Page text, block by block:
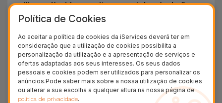
silicone líquido permite que o telemóvel não
escorregue da mão e é resistente a riscos
Esta Capa é compatível com os modelos
15, 14, 13, 12 entre outros bem como os mais
recentes modelos da Apple, o iPhone 16e
iPhone 17.
Proteção de 3 camadas com as Capas
Política de Cookies
Ao aceitar a política de cookies da iServices deverá ter em
consideração que a utilização de cookies possibilita a
personalização da utilização e a apresentação de serviços e
ofertas adaptadas aos seus interesses. Os seus dados
pessoais e cookies podem ser utilizados para personalizar os
anúncios.Pode saber mais sobre a nossa utilização de cookies
ou alterar a sua escolha a qualquer altura na nossa página de
política de privacidade.